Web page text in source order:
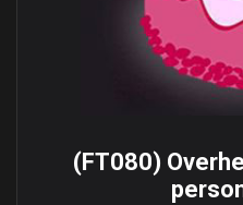
(FT080)